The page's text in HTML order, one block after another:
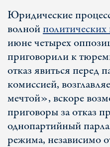
Юридические
волной
июне четырех
приговорили к
отказ явиться перед
комиссией,
мечтой», вскоре
приговоры за отказ
однопартийный
режима, независимо